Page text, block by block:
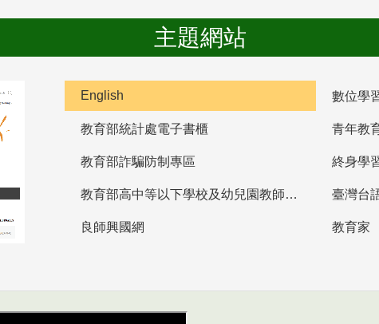
主題網站
English 數位學
教育部統計處電子書櫃 青年教
教育部詐騙防制專區 終身學
教育部高中等以下學校及幼兒園教師資格檢定考試 臺灣台
良師興國網 教育家